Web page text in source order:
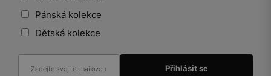
Pánská kolekce
Dětská kolekce